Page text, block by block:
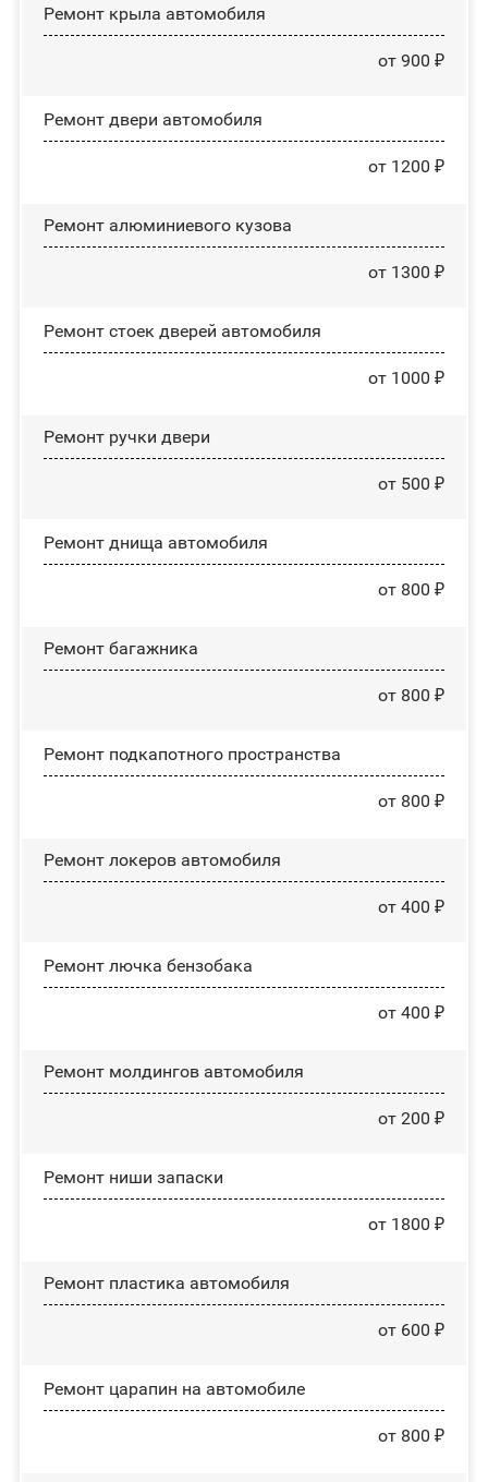
Ремонт крыла автомобиля
от 900 ₽
Ремонт двери автомобиля
от 1200 ₽
Ремонт алюминиевого кузова
от 1300 ₽
Ремонт стоек дверей автомобиля
от 1000 ₽
Ремонт ручки двери
от 500 ₽
Ремонт днища автомобиля
от 800 ₽
Ремонт багажника
от 800 ₽
Ремонт подкапотного пространства
от 800 ₽
Ремонт лoĸepoв автомобиля
от 400 ₽
Ремонт лючка бензобака
от 400 ₽
Ремонт молдингов автомобиля
от 200 ₽
Ремонт ниши запаски
от 1800 ₽
Ремонт пластика автомобиля
от 600 ₽
Ремонт царапин на автомобиле
от 800 ₽